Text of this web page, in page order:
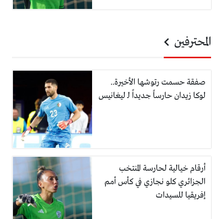
المحترفين
صفقة حسمت رتوشها الأخيرة..
لوكا زيدان حارساً جديداً لـ ليغانيس
أرقام خيالية لحارسة المنتخب
الجزائري كلو نجازي في كأس أمم
إفريقيا للسيدات